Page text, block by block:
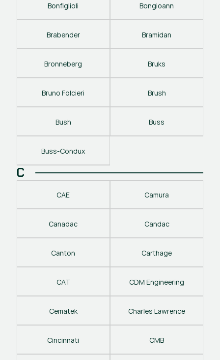
Bonfiglioli Bongioann
Brabender Bramidan
Bronneberg Bruks
Bruno Folcieri Brush
Bush Buss
Buss-Condux
C
CAE Camura
Canadac Candac
Canton Carthage
CAT CDM Engineering
Cematek Charles Lawrence
Cincinnati CMB